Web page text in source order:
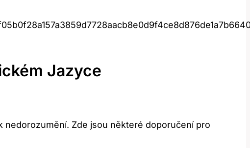
Jazyce
nedorozumění. Zde jsou některé doporučení pro